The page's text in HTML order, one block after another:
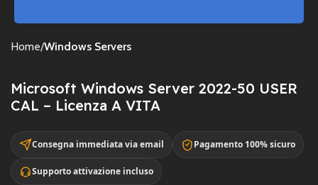
Home Windows Servers
Microsoft Windows Server 2022-50 USER
CAL – Licenza A VITA
Consegna immediata via email Pagamento 100% sicuro
Supporto attivazione incluso